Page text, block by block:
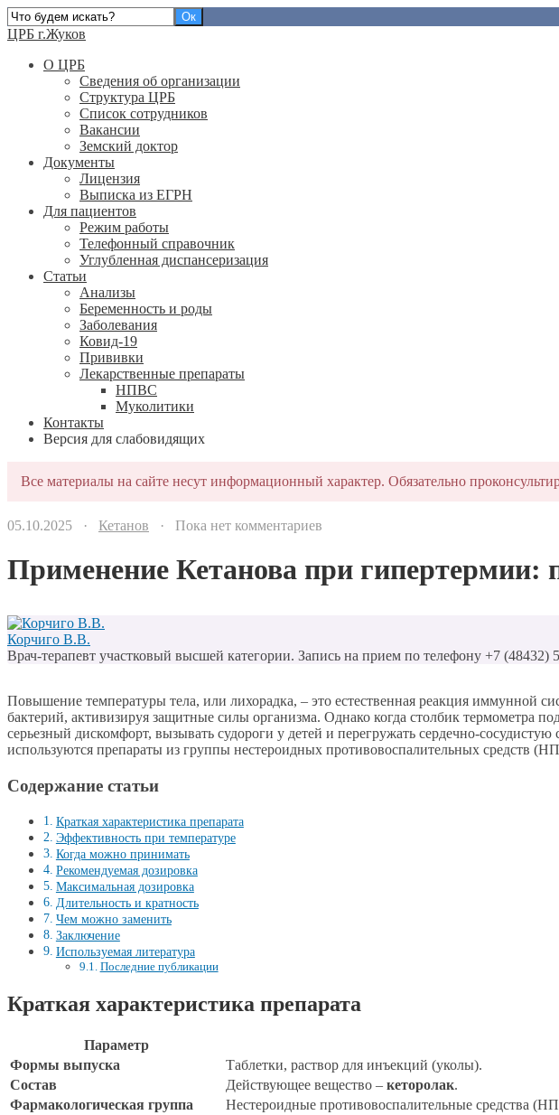
ЦРБ г.Жуков
О ЦРБ
Сведения об организации
Структура ЦРБ
Список сотрудников
Вакансии
Земский доктор
Документы
Лицензия
Выписка из ЕГРН
Для пациентов
Режим работы
Телефонный справочник
Углубленная диспансеризация
Статьи
Анализы
Беременность и роды
Заболевания
Ковид-19
Прививки
Лекарственные препараты
НПВС
Муколитики
Контакты
Версия для слабовидящих
Все материалы на сайте несут информационный характер. Обязательно
05.10.2025 · Кетанов · Пока нет комментариев
Применение Кетанова при гипертермии:
Корчиго В.В.
Врач-терапевт участковый высшей категории. Запись на прием по телефону +7 (48432)
Повышение температуры тела, или лихорадка, – это естественная реакция иммунной
бактерий, активизируя защитные силы организма. Однако когда столбик термометра
серьезный дискомфорт, вызывать судороги у детей и перегружать сердечно-
используются препараты из группы нестероидных противовоспалительных средств
Содержание статьи
Краткая характеристика препарата
Эффективность при температуре
Когда можно принимать
Рекомендуемая дозировка
Максимальная дозировка
Длительность и кратность
Чем можно заменить
Заключение
Используемая литература
Последние публикации
Краткая характеристика препарата
Параметр
Формы выпуска
Таблетки, раствор для инъекций (уколы).
Состав
Действующее вещество – кеторолак.
Фармакологическая группа
Нестероидные противовоспалительные средства